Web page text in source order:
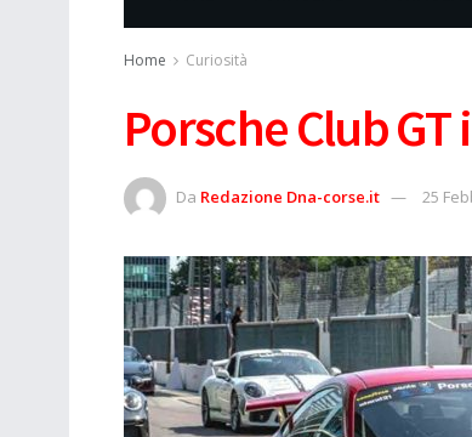
Home Curiosità
Porsche Club
Da Redazione Dna-corse.it 25